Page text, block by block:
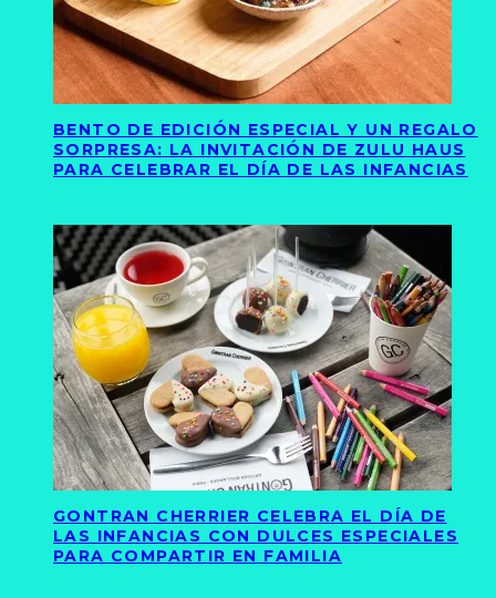
BENTO DE EDICIÓN ESPECIAL Y UN REGALO
SORPRESA: LA INVITACIÓN DE ZULU HAUS
PARA CELEBRAR EL DÍA DE LAS INFANCIAS
GONTRAN CHERRIER CELEBRA EL DÍA DE
LAS INFANCIAS CON DULCES ESPECIALES
PARA COMPARTIR EN FAMILIA